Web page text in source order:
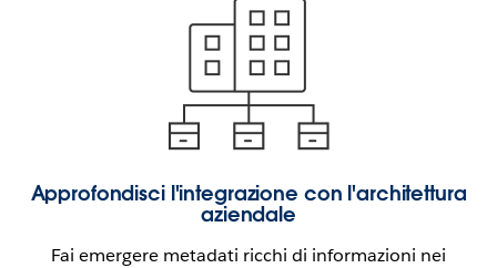
Approfondisci l'integrazione con l'architettura
aziendale
Fai emergere metadati ricchi di informazioni nei